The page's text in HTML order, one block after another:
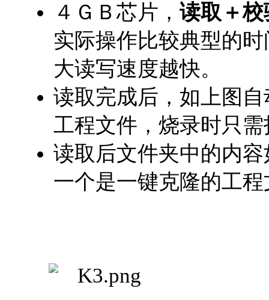
４ＧＢ 芯片， 读取 ＋校
实际操作比较典型的
大读写速度越快。
读取完成后，如上图
工程文件，烧录时只
读取后文件夹中的内
一个是一键克隆的工程